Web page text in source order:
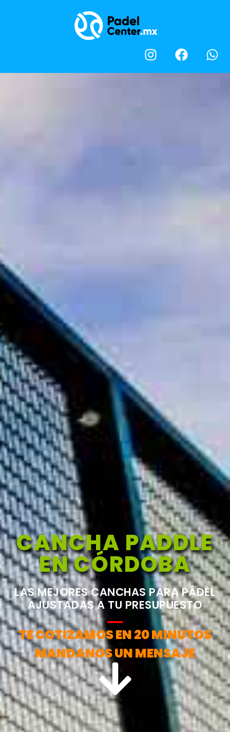
CANCHA PADDLE
EN CÓRDOBA
LAS MEJORES CANCHAS PARA PÁDEL
AJUSTADAS A TU PRESUPUESTO
TE COTIZAMOS EN 20 MINUTOS
MANDANOS UN MENSAJE